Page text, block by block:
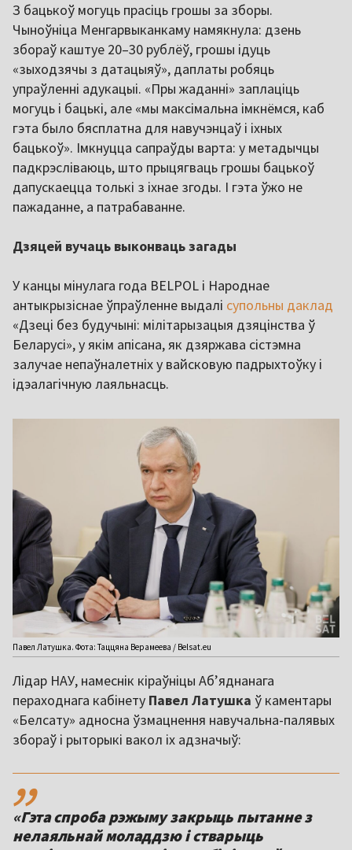
З бацькоў могуць прасіць грошы за зборы.
Чыноўніца Менгарвыканкаму намякнула: дзень
збораў каштуе 20–30 рублёў, грошы ідуць
«зыходзячы з датацыяў», даплаты робяць
упраўленні адукацыі. «Пры жаданні» заплаціць
могуць і бацькі, але «мы максімальна імкнёмся, каб
гэта было бясплатна для навучэнцаў і іхных
бацькоў». Імкнуцца сапраўды варта: у метадычцы
падкрэсліваюць, што прыцягваць грошы бацькоў
дапускаецца толькі з іхнае згоды. І гэта ўжо не
пажаданне, а патрабаванне.
Дзяцей вучаць выконваць загады
У канцы мінулага года BELPOL і Народнае
антыкрызіснае ўпраўленне выдалі супольны даклад
«Дзеці без будучыні: мілітарызацыя дзяцінства ў
Беларусі», у якім апісана, як дзяржава сістэмна
залучае непаўналетніх у вайсковую падрыхтоўку і
ідэалагічную лаяльнасць.
Павел Латушка. Фота: Таццяна Верамеева / Belsat.eu
Лідар НАУ, намеснік кіраўніцы Аб’яднанага
пераходнага кабінету Павел Латушка ў каментары
«Белсату» адносна ўзмацнення навучальна-палявых
збораў і рыторыкі вакол іх адзначыў:
,,
«Гэта спроба рэжыму закрыць пытанне з
нелаяльнай моладдзю і стварыць